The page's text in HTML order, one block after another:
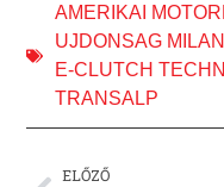
AMERIKAI
UJDONSAG
E-CLUTCH
TRANSALP
ELŐZŐ